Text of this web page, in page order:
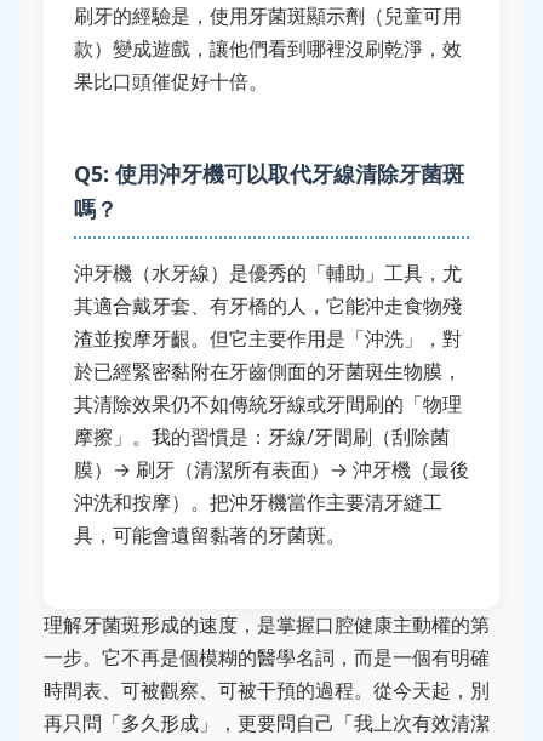
刷牙的經驗是，使用牙菌斑顯示劑（兒童可用
款）變成遊戲，讓他們看到哪裡沒刷乾淨，效
果比口頭催促好十倍。
Q5: 使用沖牙機可以取代牙線清除牙菌斑
嗎？
沖牙機（水牙線）是優秀的「輔助」工具，尤
其適合戴牙套、有牙橋的人，它能沖走食物殘
渣並按摩牙齦。但它主要作用是「沖洗」，對
於已經緊密黏附在牙齒側面的牙菌斑生物膜，
其清除效果仍不如傳統牙線或牙間刷的「物理
摩擦」。我的習慣是：牙線/牙間刷（刮除菌
膜）→ 刷牙（清潔所有表面）→ 沖牙機（最後
沖洗和按摩）。把沖牙機當作主要清牙縫工
具，可能會遺留黏著的牙菌斑。
理解牙菌斑形成的速度，是掌握口腔健康主動權的第
一步。它不再是個模糊的醫學名詞，而是一個有明確
時間表、可被觀察、可被干預的過程。從今天起，別
再只問「多久形成」，更要問自己「我上次有效清潔